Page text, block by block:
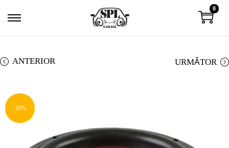
0
ANTERIOR URMĂTOR
-10%